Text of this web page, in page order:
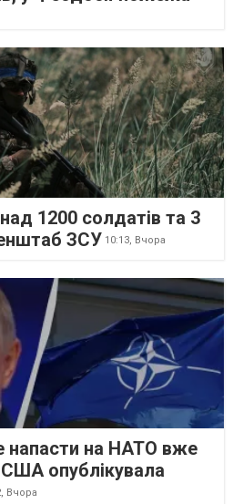
1200 солдатів та 3
ЗСУ 10:13, Вчора
напасти на НАТО вже
опублікувала
Вчора